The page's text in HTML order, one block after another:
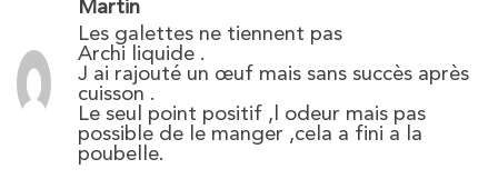
Martin
Les galettes ne tiennent pas
Archi liquide .
J ai rajouté un œuf mais sans succès après
cuisson .
Le seul point positif ,l odeur mais pas
possible de le manger ,cela a fini a la
poubelle.